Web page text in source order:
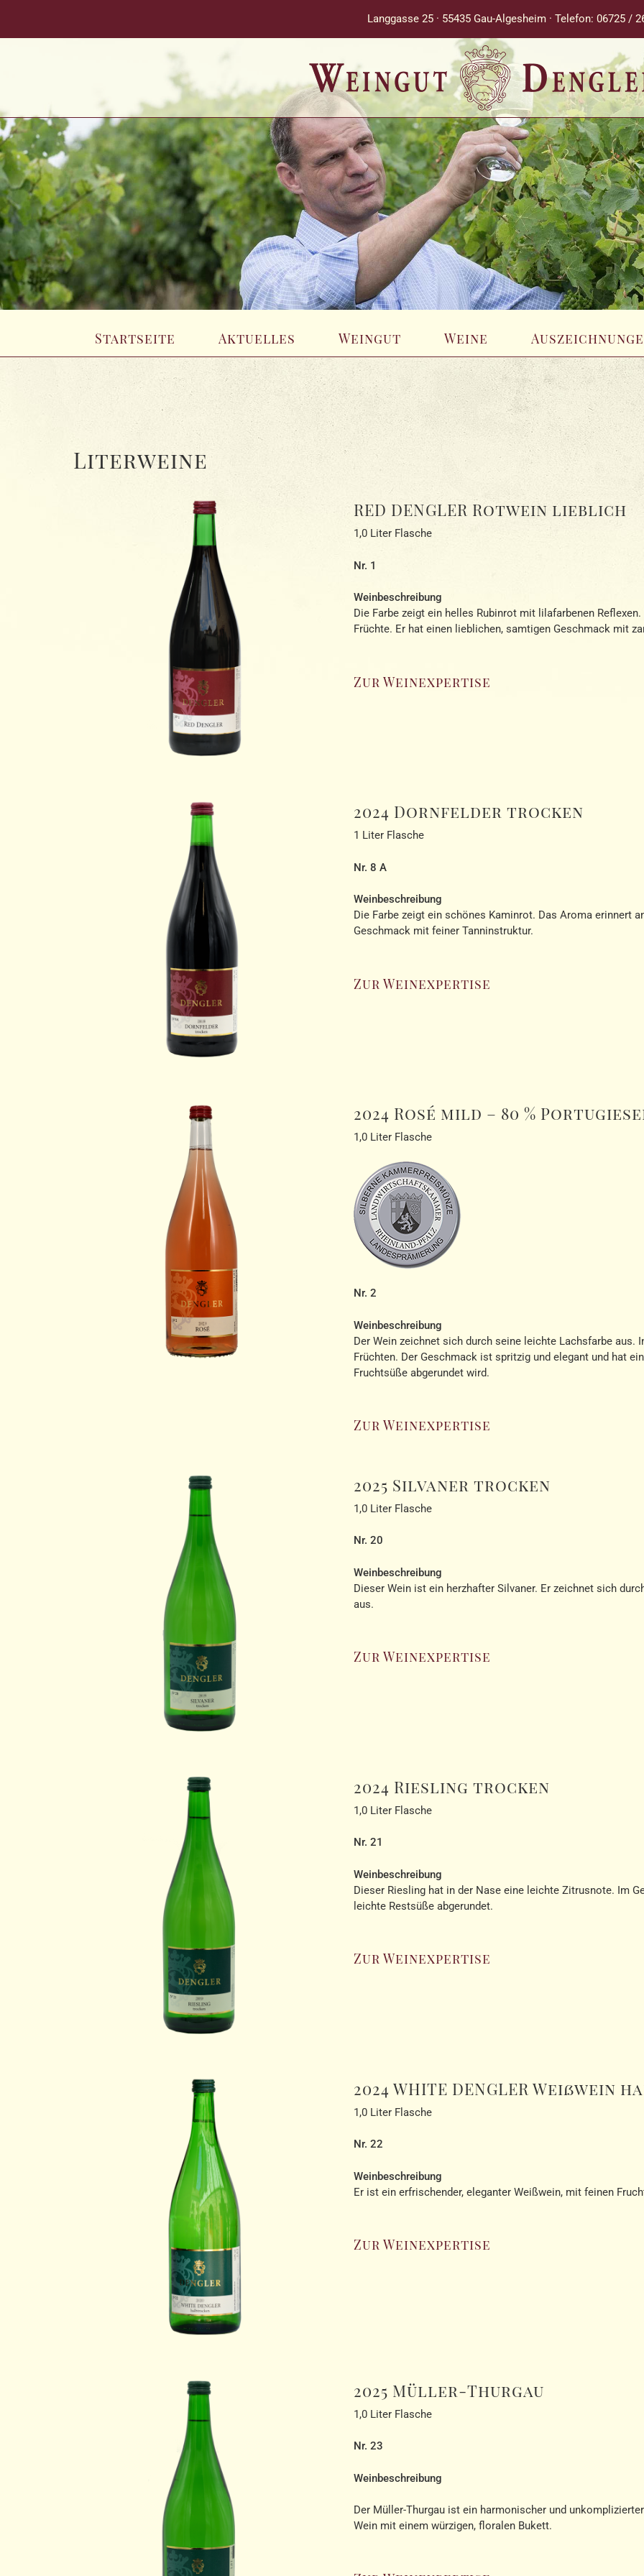
Langgasse 25 · 55435 Gau-Algesheim · Telefon: 06725 /
Startseite Aktuelles Weingut Weine
Literweine
RED DENGLER Rotwein lieblich
1,0 Liter Flasche
Nr. 1
Weinbeschreibung
Die Farbe zeigt ein helles Rubinrot mit lilafarbenen
Früchte. Er hat einen lieblichen, samtigen Geschmack mit
Zur Weinexpertise
2024 Dornfelder trocken
1 Liter Flasche
Nr. 8 A
Weinbeschreibung
Die Farbe zeigt ein schönes Kaminrot. Das Aroma erinnert
Geschmack mit feiner Tanninstruktur.
Zur Weinexpertise
2024 Rosé mild – 80 %
1,0 Liter Flasche
Nr. 2
Weinbeschreibung
Der Wein zeichnet sich durch seine leichte Lachsfarbe
Früchten. Der Geschmack ist spritzig und elegant und hat
Fruchtsüße abgerundet wird.
Zur Weinexpertise
2025 Silvaner trocken
1,0 Liter Flasche
Nr. 20
Weinbeschreibung
Dieser Wein ist ein herzhafter Silvaner. Er zeichnet sich
aus.
Zur Weinexpertise
2024 Riesling trocken
1,0 Liter Flasche
Nr. 21
Weinbeschreibung
Dieser Riesling hat in der Nase eine leichte Zitrusnote. Im
leichte Restsüße abgerundet.
Zur Weinexpertise
2024 WHITE DENGLER
1,0 Liter Flasche
Nr. 22
Weinbeschreibung
Er ist ein erfrischender, eleganter Weißwein, mit feinen
Zur Weinexpertise
2025 Müller-Thurgau
1,0 Liter Flasche
Nr. 23
Weinbeschreibung
Der Müller-Thurgau ist ein harmonischer und
Wein mit einem würzigen, floralen Bukett.